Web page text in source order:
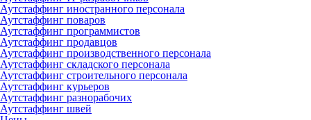
Аутстаффинг иностранного персонала
Аутстаффинг поваров
Аутстаффинг программистов
Аутстаффинг продавцов
Аутстаффинг производственного персонала
Аутстаффинг складского персонала
Аутстаффинг строительного персонала
Аутстаффинг курьеров
Аутстаффинг разнорабочих
Аутстаффинг швей